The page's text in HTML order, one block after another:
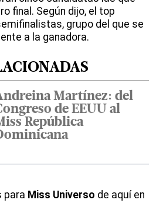
final. Según dijo, el top
grupo del que se
a la ganadora.
Martínez: del
de EEUU al
República
para Miss Universo de aquí en